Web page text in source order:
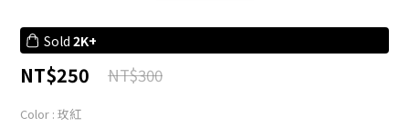
Sold 2K+
NT$250 NT$300
Color : 玫紅